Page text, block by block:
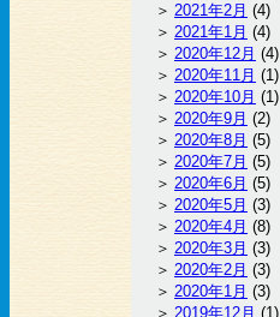
2021年2月 (4)
2021年1月 (4)
2020年12月 (4)
2020年11月 (1)
2020年10月 (1)
2020年9月 (2)
2020年8月 (5)
2020年7月 (5)
2020年6月 (5)
2020年5月 (3)
2020年4月 (8)
2020年3月 (3)
2020年2月 (3)
2020年1月 (3)
2019年12月 (1)